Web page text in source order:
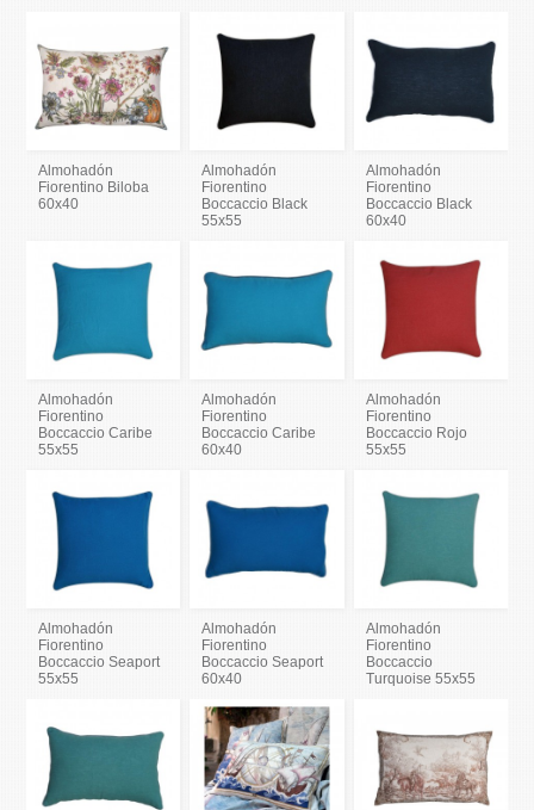
Almohadón
Fiorentino Biloba
60x40
Almohadón
Fiorentino
Boccaccio Black
55x55
Almohadón
Fiorentino
Boccaccio Black
60x40
Almohadón
Fiorentino
Boccaccio Caribe
55x55
Almohadón
Fiorentino
Boccaccio Caribe
60x40
Almohadón
Fiorentino
Boccaccio Rojo
55x55
Almohadón
Fiorentino
Boccaccio Seaport
55x55
Almohadón
Fiorentino
Boccaccio Seaport
60x40
Almohadón
Fiorentino
Boccaccio
Turquoise 55x55